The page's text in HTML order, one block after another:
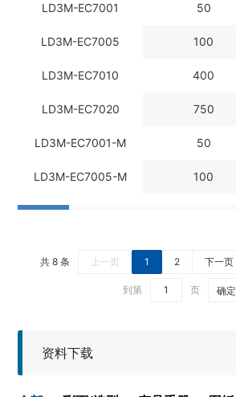
LD3M-EC7001 50
LD3M-EC7005 100
LD3M-EC7010 400
LD3M-EC7020 750
LD3M-EC7001-M 50
LD3M-EC7005-M 100
共 8 条 上一页 1 2 下一页
到第 页 确定
资料下载